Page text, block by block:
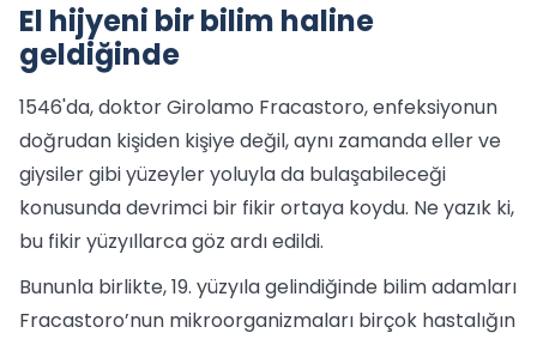
El hijyeni bir bilim haline
geldiğinde
1546'da, doktor Girolamo Fracastoro, enfeksiyonun
doğrudan kişiden kişiye değil, aynı zamanda eller ve
giysiler gibi yüzeyler yoluyla da bulaşabileceği
konusunda devrimci bir fikir ortaya koydu. Ne yazık ki,
bu fikir yüzyıllarca göz ardı edildi.
Bununla birlikte, 19. yüzyıla gelindiğinde bilim adamları
Fracastoro’nun mikroorganizmaları birçok hastalığın